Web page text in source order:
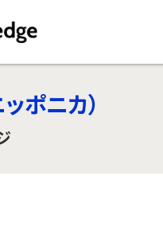
ポニカ）